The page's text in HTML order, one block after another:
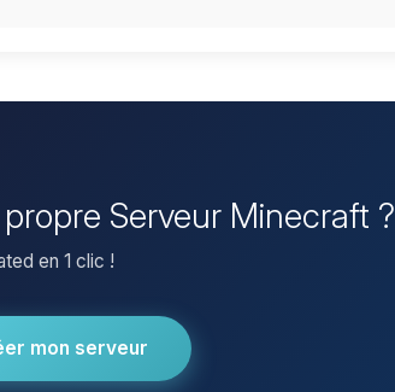
Serveur Minecraft ?
en 1 clic !
mon serveur